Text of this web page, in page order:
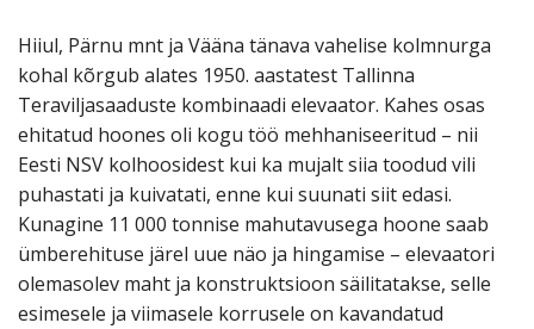
Hiiul, Pärnu mnt ja Vääna tänava vahelise kolmnurga
kohal kõrgub alates 1950. aastatest Tallinna
Teraviljasaaduste kombinaadi elevaator. Kahes osas
ehitatud hoones oli kogu töö mehhaniseeritud – nii
Eesti NSV kolhoosidest kui ka mujalt siia toodud vili
puhastati ja kuivatati, enne kui suunati siit edasi.
Kunagine 11 000 tonnise mahutavusega hoone saab
ümberehituse järel uue näo ja hingamise – elevaatori
olemasolev maht ja konstruktsioon säilitatakse, selle
esimesele ja viimasele korrusele on kavandatud